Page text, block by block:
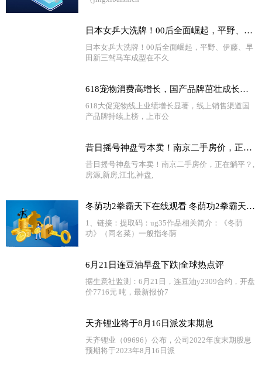
日本女乒大洗牌！00后全面崛起，平野、伊藤、早田新三驾马车成型
日本女乒大洗牌！00后全面崛起，平野、伊藤、早
田新三驾马车成型在不久
618宠物消费高增长，国产品牌茁壮成长中|全球新资讯
618大促宠物线上业绩增长显著，线上销售渠道国
产品牌持续上榜，上市公
昔日摇号神盘亏本卖！南京二手房价，正在躺平？-当前快报
昔日摇号神盘亏本卖！南京二手房价，正在躺平？,
房源,新房,江北,神盘,
冬荫功2拳霸天下在线观看 冬荫功2拳霸天下迅雷下载
1、链接：提取码：ug35作品相关简介：《冬荫
功》（同名菜）一般指冬荫
6月21日连豆油早盘下跌|全球热点评
据生意社监测：6月21日，连豆油y2309合约，开盘
价7716元 吨，最新报价7
天齐锂业将于8月16日派发末期息
天齐锂业（09696）公布，公司2022年度末期股息
预期将于2023年8月16日派